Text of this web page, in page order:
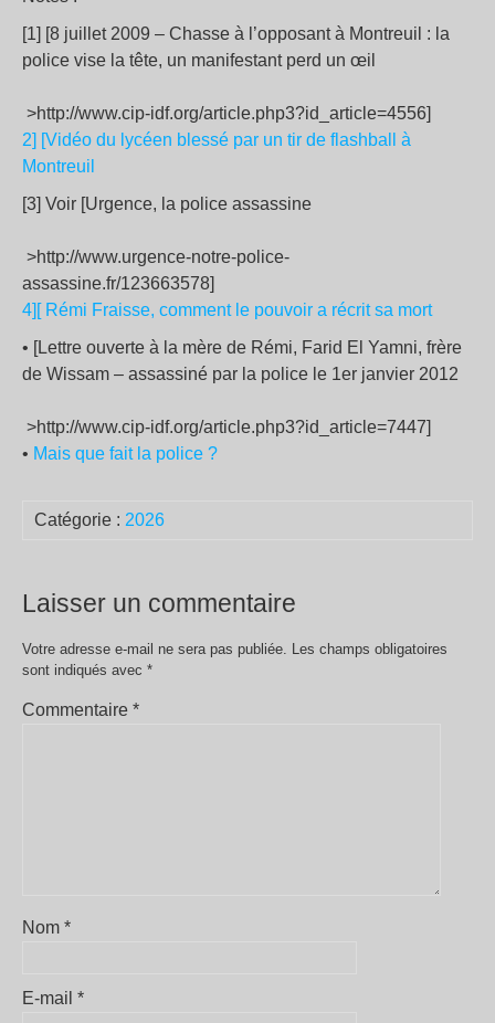
[1] [8 juillet 2009 – Chasse à l’opposant à Montreuil : la
police vise la tête, un manifestant perd un œil
>http://www.cip-idf.org/article.php3?id_article=4556]
2] [Vidéo du lycéen blessé par un tir de flashball à
Montreuil
[3] Voir [Urgence, la police assassine
>http://www.urgence-notre-police-
assassine.fr/123663578]
4][ Rémi Fraisse, comment le pouvoir a récrit sa mort
• [Lettre ouverte à la mère de Rémi, Farid El Yamni, frère
de Wissam – assassiné par la police le 1er janvier 2012
>http://www.cip-idf.org/article.php3?id_article=7447]
• Mais que fait la police ?
Catégorie : 2026
Laisser un commentaire
Votre adresse e-mail ne sera pas publiée. Les champs obligatoires
sont indiqués avec *
Commentaire *
Nom *
E-mail *